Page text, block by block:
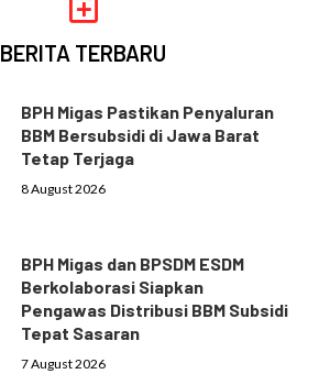
BERITA TERBARU
BPH Migas Pastikan Penyaluran
BBM Bersubsidi di Jawa Barat
Tetap Terjaga
8 August 2026
BPH Migas dan BPSDM ESDM
Berkolaborasi Siapkan
Pengawas Distribusi BBM Subsidi
Tepat Sasaran
7 August 2026